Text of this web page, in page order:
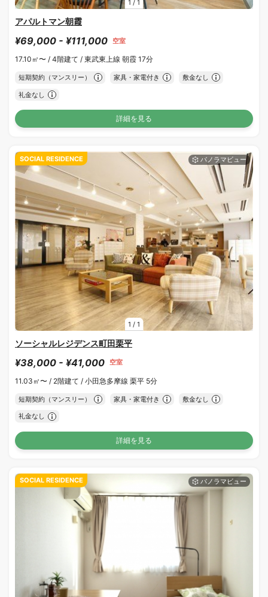
1 / 1
アパルトマン朝霞
¥69,000 - ¥111,000 空室
17.10㎡〜 / 4階建て / 東武東上線 朝霞 17分
短期契約（マンスリー） 家具・家電付き 敷金なし
礼金なし
詳細を見る
1 / 1
SOCIAL RESIDENCE
ソーシャルレジデンス町田栗平
¥38,000 - ¥41,000 空室
11.03㎡〜 / 2階建て / 小田急多摩線 栗平 5分
短期契約（マンスリー） 家具・家電付き 敷金なし
礼金なし
詳細を見る
SOCIAL RESIDENCE